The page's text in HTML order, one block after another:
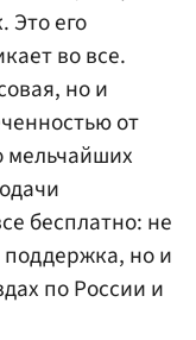
Это его
во все.
но и
от
мельчайших
бесплатно: не
но и
по России и